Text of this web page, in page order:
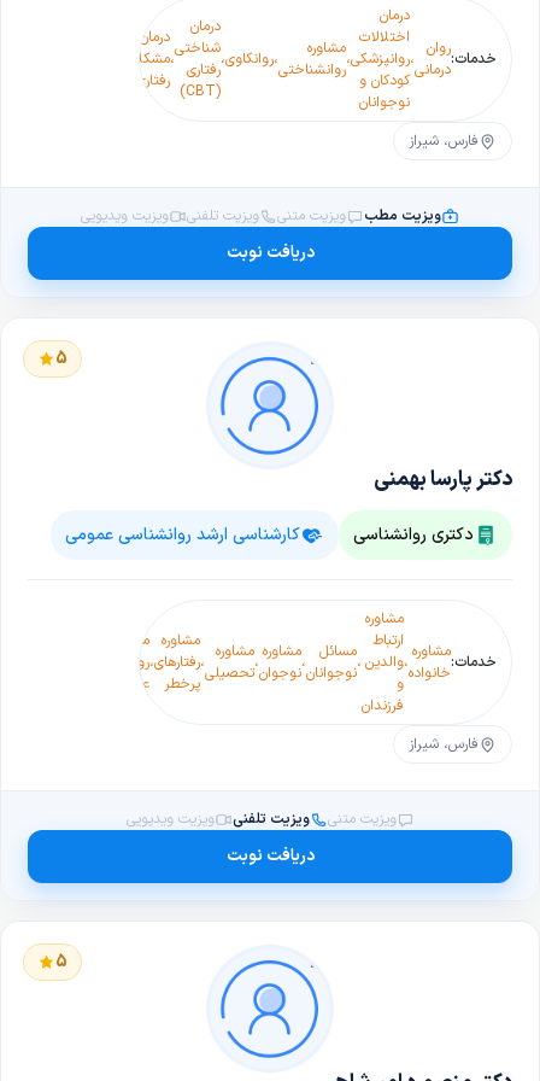
خدمات:روان
درمانی،
درمان
اختلالات
روانپزشکی
کودکان و
نوجوانان
،مشاوره
روانشناختی،روانکاوی،
درمان
شناختی
رفتاری
(CBT)
،
درمان
مشکلات
رفتاری
فارس، شیراز
ویزیت مطب ویزیت متنی ویزیت تلفنی ویزیت ویدیویی
دریافت نوبت
5
دکتر پارسا بهمنی
دکتری روانشناسی کارشناسی ارشد روانشناسی عمومی
خدمات:مشاوره
خانواده،
مشاوره
ارتباط
والدین
و
فرزندان
،مسائل
نوجوانان،مشاوره
نوجوان،مشاوره
تحصیلی،
مشاوره
رفتارهای
پرخطر
،
مشاور
روابط
عاطفی
فارس، شیراز
ویزیت متنی ویزیت تلفنی ویزیت ویدیویی
دریافت نوبت
5